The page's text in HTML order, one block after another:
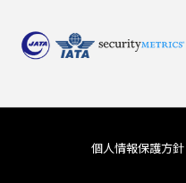
個人情報保護方針